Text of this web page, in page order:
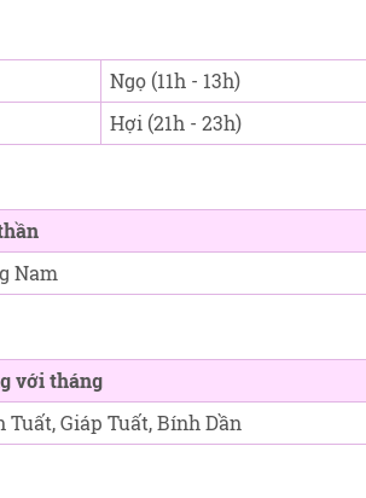
Ngọ (11h - 13h)
Hợi (21h - 23h)
Nam
với tháng
Tuất, Giáp Tuất, Bính Dần